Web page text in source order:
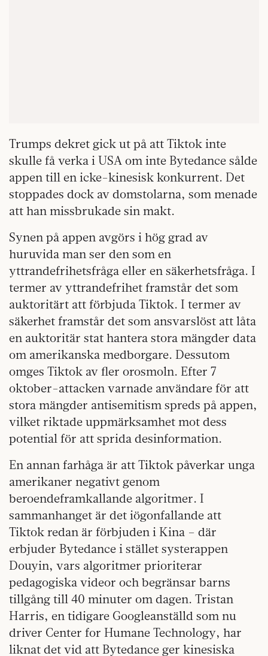
Trumps dekret gick ut på att Tiktok inte
skulle få verka i USA om inte Bytedance sålde
appen till en icke-kinesisk konkurrent. Det
stoppades dock av domstolarna, som menade
att han missbrukade sin makt.
Synen på appen avgörs i hög grad av
huruvida man ser den som en
yttrandefrihetsfråga eller en säkerhetsfråga. I
termer av yttrandefrihet framstår det som
auktoritärt att förbjuda Tiktok. I termer av
säkerhet framstår det som ansvarslöst att låta
en auktoritär stat hantera stora mängder data
om amerikanska medborgare. Dessutom
omges Tiktok av fler orosmoln. Efter 7
oktober-attacken varnade användare för att
stora mängder antisemitism spreds på appen,
vilket riktade uppmärksamhet mot dess
potential för att sprida desinformation.
En annan farhåga är att Tiktok påverkar unga
amerikaner negativt genom
beroendeframkallande algoritmer. I
sammanhanget är det iögonfallande att
Tiktok redan är förbjuden i Kina – där
erbjuder Bytedance i stället systerappen
Douyin, vars algoritmer prioriterar
pedagogiska videor och begränsar barns
tillgång till 40 minuter om dagen. Tristan
Harris, en tidigare Googleanställd som nu
driver Center for Humane Technology, har
liknat det vid att Bytedance ger kinesiska